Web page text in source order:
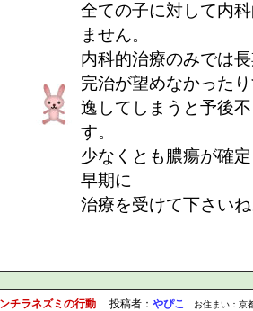
全ての子に対して内
ません。
内科的治療のみでは
完治が望めなかった
逸してしまうと予後
す。
少なくとも膿瘍が確
早期に
治療を受けて下さい
チラネズミの行動 投稿者： やぴこ お住まい：京